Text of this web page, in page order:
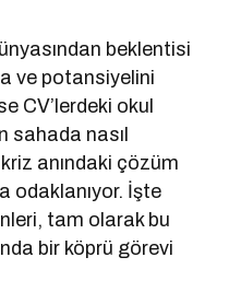
beklentisi
ve potansiyelini
CV’lerdeki okul
sahada nasıl
anındaki çözüm
odaklanıyor. İşte
tam olarak bu
bir köprü görevi